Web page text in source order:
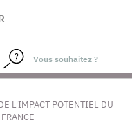
L'IMPACT POTENTIEL DU